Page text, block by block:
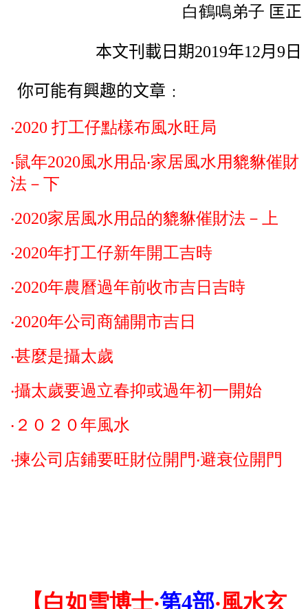
白鶴鳴弟子 匡正
本文刊載日期2019年12月9日
你可能有興趣的文章﹕
‧2020 打工仔點樣布風水旺局
‧鼠年2020風水用品‧家居風水用貔貅催財
法－下
‧2020家居風水用品的貔貅催財法－上
‧2020年打工仔新年開工吉時
‧2020年農曆過年前收市吉日吉時
‧2020年公司商舖開市吉日
‧甚麼是攝太歲
‧攝太歲要過立春抑或過年初一開始
‧２０２０年風水
‧揀公司店鋪要旺財位開門‧避衰位開門
【白如雪博士‧第4部‧風水玄